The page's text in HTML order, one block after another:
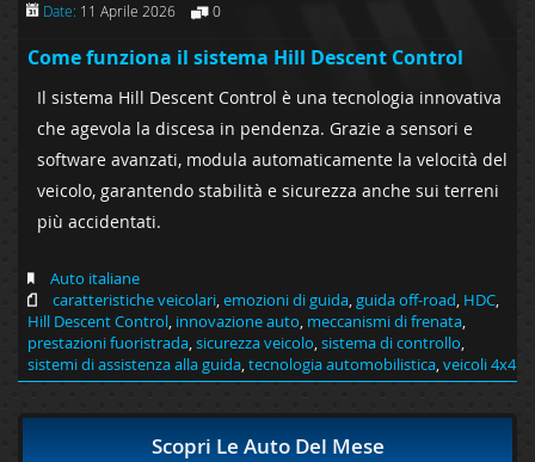
Date: 11 Aprile 2026 0
Come funziona il sistema Hill Descent Control
Il sistema Hill Descent Control è una tecnologia innovativa
che agevola la discesa in pendenza. Grazie a sensori e
software avanzati, modula automaticamente la velocità del
veicolo, garantendo stabilità e sicurezza anche sui terreni
più accidentati.
Auto italiane
caratteristiche veicolari,emozioni di guida,guida off-road, HDC,
Hill Descent Control, innovazione auto, meccanismi di frenata,
prestazioni fuoristrada,sicurezza veicolo,sistema di controllo,
sistemi di assistenza alla guida,tecnologia automobilistica,veicoli 4x4
Scopri Le Auto Del Mese